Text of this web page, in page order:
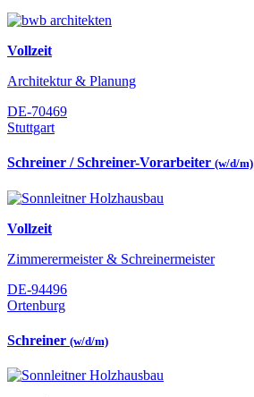
Vollzeit
Architektur & Planung
DE-70469
Stuttgart
Schreiner / Schreiner-Vorarbeiter (w/d/m)
Vollzeit
Zimmerermeister & Schreinermeister
DE-94496
Ortenburg
Schreiner (w/d/m)